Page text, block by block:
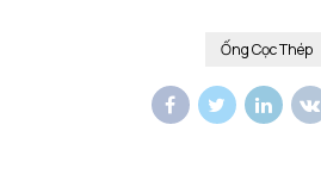
Ống Cọc Thép